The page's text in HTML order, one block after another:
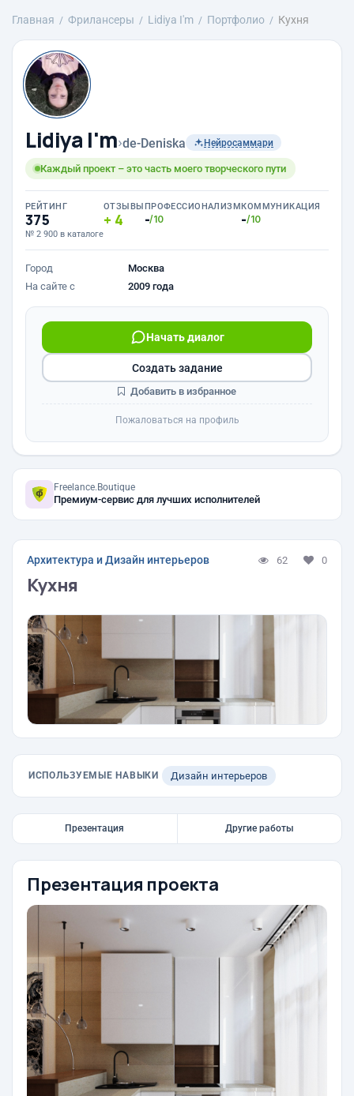
Главная Фрилансеры Lidiya I'm Портфолио Кухня
Lidiya I'm›de-Deniska Нейросаммари
Каждый проект – это часть моего творческого пути
РЕЙТИНГ
375
№ 2 900 в каталоге
ОТЗЫВЫ
4
ПРОФЕССИОНАЛИЗМ
-/10
КОММУНИКАЦИЯ
-/10
Город
Москва
На сайте с
2009 года
Начать диалог
Создать задание
Добавить в избранное
Пожаловаться на профиль
Freelance.Boutique
Премиум-сервис для лучших исполнителей
Архитектура и Дизайн интерьеров 62 0
Кухня
ИСПОЛЬЗУЕМЫЕ НАВЫКИ Дизайн интерьеров
Презентация Другие работы
Презентация проекта